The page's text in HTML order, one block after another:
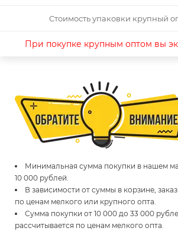
Стоимость упаковки крупный
При покупке крупным оптом вы
Минимальная сумма покупки в нашем
10 000 рублей.
В зависимости от суммы в корзине,
по ценам мелкого или крупного опта.
Сумма покупки от 10 000 до 33 000
рассчитывается по ценам мелкого опта.